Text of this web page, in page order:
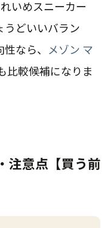
いめスニーカー
どいいバラン
なら、
メゾン マ
比較候補になりま
注意点【買う前